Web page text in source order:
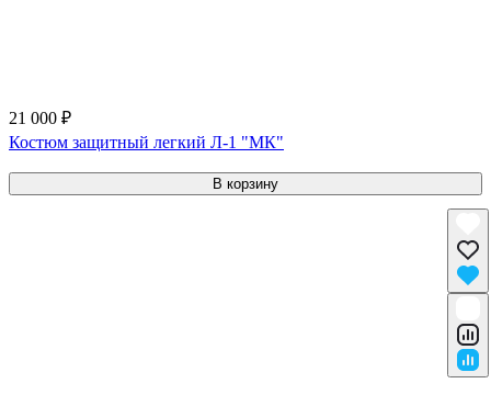
21 000 ₽
Костюм защитный легкий Л-1 "МК"
В корзину